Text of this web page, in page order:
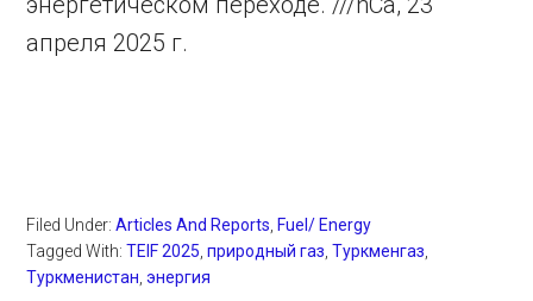
апреля 2025 г.
Filed Under:Articles And Reports Fuel/ Energy
Tagged With:TEIF 2025 ,природный газ ,Туркменгаз
Туркменистан ,энергия